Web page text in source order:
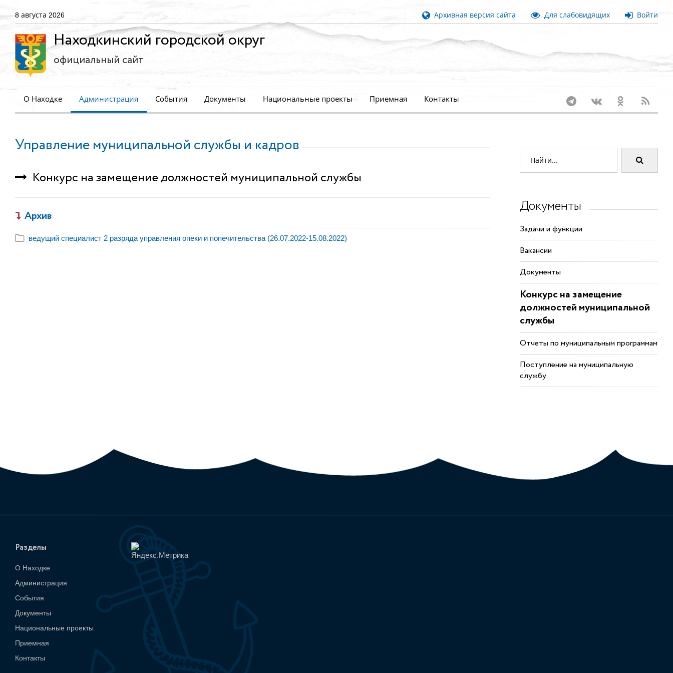
8 августа 2026 Архивная версия сайта Для слабовидящих Войти
Находкинский городской округ
официальный сайт
О Находке Администрация События Документы Национальные проекты Приемная Контакты
Управление муниципальной службы и кадров
Конкурс на замещение должностей муниципальной службы
Архив
ведущий специалист 2 разряда управления опеки и попечительства (26.07.2022-15.08.2022)
Документы
Задачи и функции
Вакансии
Документы
Конкурс на замещение
должностей муниципальной
службы
Отчеты по муниципальным программам
Поступление на муниципальную
службу
Разделы
О Находке
Администрация
События
Документы
Национальные проекты
Приемная
Контакты